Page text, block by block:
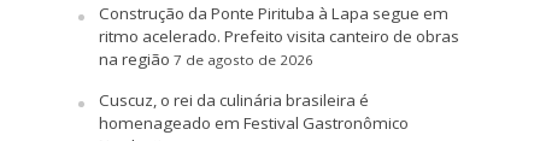
Construção da Ponte Pirituba à Lapa segue em
ritmo acelerado. Prefeito visita canteiro de obras
na região 7 de agosto de 2026
Cuscuz, o rei da culinária brasileira é
homenageado em Festival Gastronômico